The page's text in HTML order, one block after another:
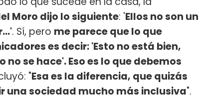
Moro dijo lo siguiente: 'Ellos no son un
. Sí, pero me parece que lo que
es decir: 'Esto no está bien,
se hace'. Eso es lo que debemos
"Esa es la diferencia, que quizás
una sociedad mucho más inclusiva".